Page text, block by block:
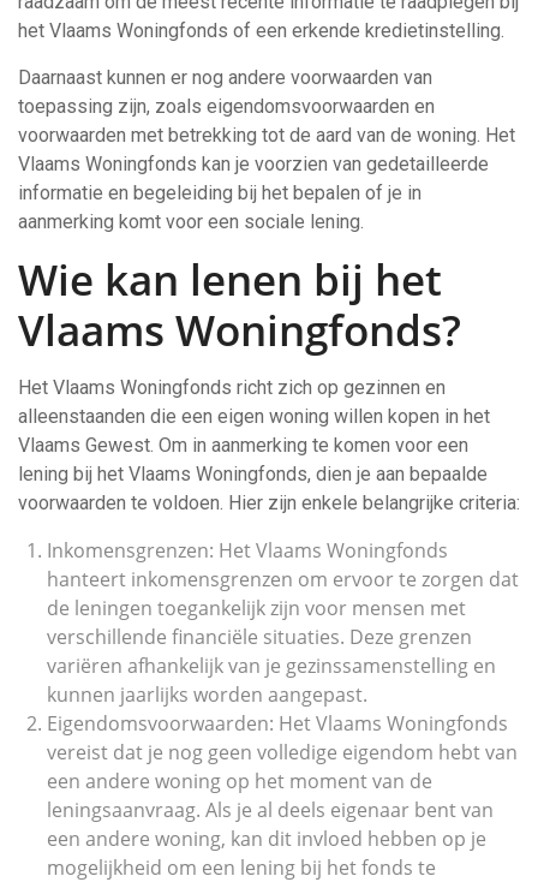
het Vlaams Woningfonds of een erkende kredietinstelling.
Daarnaast kunnen er nog andere voorwaarden van
toepassing zijn, zoals eigendomsvoorwaarden en
voorwaarden met betrekking tot de aard van de woning. Het
Vlaams Woningfonds kan je voorzien van gedetailleerde
informatie en begeleiding bij het bepalen of je in
aanmerking komt voor een sociale lening.
Wie kan lenen bij het
Vlaams Woningfonds?
Het Vlaams Woningfonds richt zich op gezinnen en
alleenstaanden die een eigen woning willen kopen in het
Vlaams Gewest. Om in aanmerking te komen voor een
lening bij het Vlaams Woningfonds, dien je aan bepaalde
voorwaarden te voldoen. Hier zijn enkele belangrijke criteria:
Inkomensgrenzen: Het Vlaams Woningfonds
hanteert inkomensgrenzen om ervoor te zorgen dat
de leningen toegankelijk zijn voor mensen met
verschillende financiële situaties. Deze grenzen
variëren afhankelijk van je gezinssamenstelling en
kunnen jaarlijks worden aangepast.
Eigendomsvoorwaarden: Het Vlaams Woningfonds
vereist dat je nog geen volledige eigendom hebt van
een andere woning op het moment van de
leningsaanvraag. Als je al deels eigenaar bent van
een andere woning, kan dit invloed hebben op je
mogelijkheid om een lening bij het fonds te